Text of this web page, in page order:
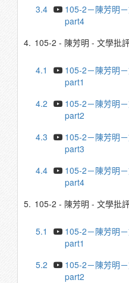
3.4
105-2－陳芳明
part4
4. 105-2 - 陳芳明 - 文學批
4.1
105-2－陳芳明
part1
4.2
105-2－陳芳明
part2
4.3
105-2－陳芳明
part3
4.4
105-2－陳芳明
part4
5. 105-2 - 陳芳明 - 文學批
5.1
105-2－陳芳明
part1
5.2
105-2－陳芳明
part2